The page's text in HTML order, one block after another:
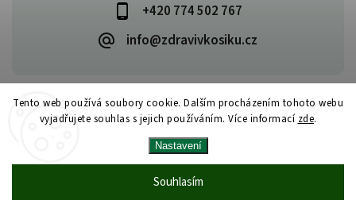
Tento web používá soubory cookie. Dalším procházením tohoto webu
vyjadřujete souhlas s jejich používáním. Více informací zde.
Nastavení
Souhlasím
+420 774 502 767
info@zdravivkosiku.cz
www.zdravivkosiku.cz
Upravit nastavení cookies
VytvořilShoptet | Design